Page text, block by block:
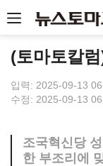
(토마토칼
입력: 2025-09-13
수정: 2025-09-13
조국혁신당
한 부조리에